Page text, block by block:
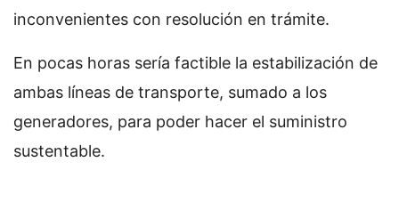
inconvenientes con resolución en trámite.
En pocas horas sería factible la estabilización de
ambas líneas de transporte, sumado a los
generadores, para poder hacer el suministro
sustentable.